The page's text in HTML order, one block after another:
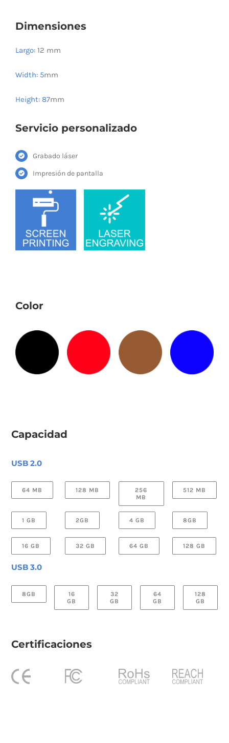
Dimensiones
Largo: 12 mm
Width: 5mm
Height: 87mm
Servicio personalizado
Grabado láser
Impresión de pantalla
Color
Capacidad
USB 2.0
64 MB 128 MB
256
MB
512 MB
1 GB 2GB 4 GB 8GB
16 GB 32 GB 64 GB 128 GB
USB 3.0
8GB
16
GB
32
GB
64
GB
128
GB
Certificaciones